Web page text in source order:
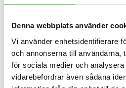
Denna webbplats använder
Vi använder enhetsidentifierare
och annonserna till användarna,
för sociala medier och
vidarebefordrar även sådana